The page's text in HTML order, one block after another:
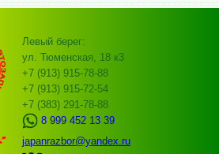
Левый берег:
ул. Тюменская, 18 к3
+7 (913) 915-78-88
+7 (913) 915-72-54
+7 (383) 291-78-88
8 999 452 13 39
japanrazbor@yandex.ru